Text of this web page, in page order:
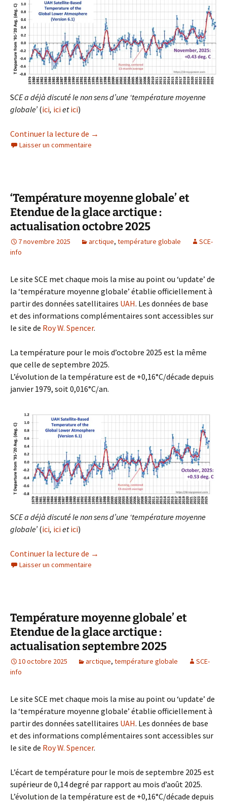
SCE a déjà discuté le non sens d’une ‘température moyenne
globale’(ici, icietici)
Continuer la lecture de ‘Température moyenne globale’ et
→
Laisser un commentaire
‘Température moyenne globale’ et
Etendue de la glace arctique :
actualisation octobre 2025
7 novembre 2025 arctique, température globale
SCE-
info
Le site SCE met chaque mois la mise au point ou ‘update’ de
la ‘température moyenne globale’ établie officiellement à
partir des données satellitaires UAH. Les données de base
et des informations complémentaires sont accessibles sur
le site de Roy W. Spencer.
La température pour le mois d’octobre 2025 est la même
que celle de septembre 2025.
L’évolution de la température est de +0,16°C/décade depuis
janvier 1979, soit 0,016°C/an.
SCE a déjà discuté le non sens d’une ‘température moyenne
globale’(ici, icietici)
Continuer la lecture de ‘Température moyenne globale’ et
→
Laisser un commentaire
Température moyenne globale’ et
Etendue de la glace arctique :
actualisation septembre 2025
10 octobre 2025 arctique, température globale
SCE-
info
Le site SCE met chaque mois la mise au point ou ‘update’ de
la ‘température moyenne globale’ établie officiellement à
partir des données satellitaires UAH. Les données de base
et des informations complémentaires sont accessibles sur
le site de Roy W. Spencer.
L’écart de température pour le mois de septembre 2025 est
supérieur de 0,14 degré par rapport au mois d’août 2025.
L’évolution de la température est de +0,16°C/décade depuis